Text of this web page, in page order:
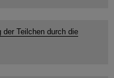
der Teilchen durch die